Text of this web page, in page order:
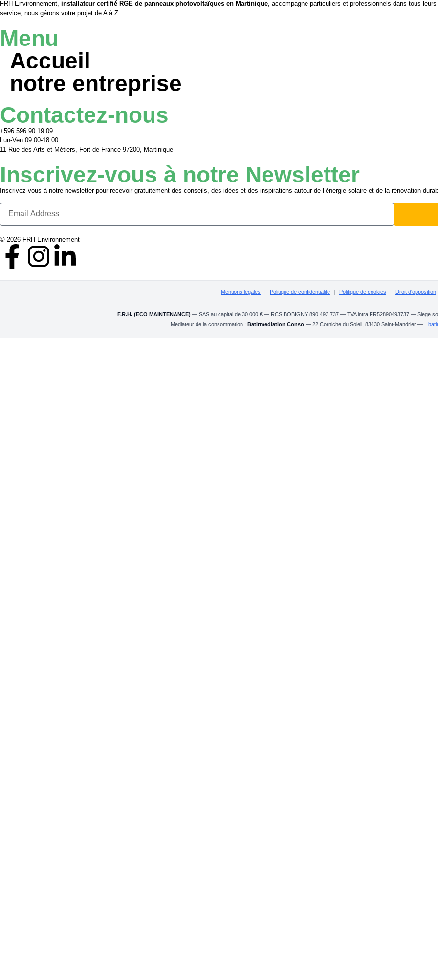
FRH Environnement, installateur certifié RGE de panneaux photovoltaïques en Martinique, accompagne particuliers et professionnels dans tous
service, nous gérons votre projet de A à Z.
Menu
Accueil
notre entreprise
Contactez-nous
+596 596 90 19 09
Lun-Ven 09:00-18:00
11 Rue des Arts et Métiers, Fort-de-France 97200, Martinique
Inscrivez-vous à notre Newsletter
Inscrivez-vous à notre newsletter pour recevoir gratuitement des conseils, des idées et des inspirations autour de l’énergie solaire et de la rénovation
© 2026 FRH Environnement
Mentions legales | Politique de confidentialite | Politique de cookies | Droit d'opposition
F.R.H. (ECO MAINTENANCE) — SAS au capital de 30 000 € — RCS BOBIGNY 890 493 737 — TVA intra FR52890493737 — Siege
Mediateur de la consommation : Batirmediation Conso — 22 Corniche du Soleil, 83430 Saint-Mandrier —